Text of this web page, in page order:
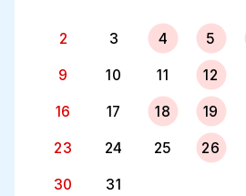
2 3 4 5
9 10 11 12
16 17 18 19
23 24 25 26
30 31